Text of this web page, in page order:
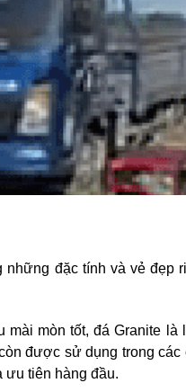
đặc tính và vẻ đẹp
mòn tốt, đá Granite
được sử dụng trong
ưu tiên hàng đầu.